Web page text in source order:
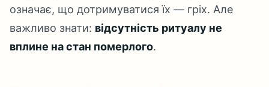
означає, що дотримуватися їх — гріх. Але
важливо знати: відсутність ритуалу не
вплине на стан померлого.